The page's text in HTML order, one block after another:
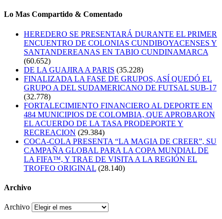
Lo Mas Compartido & Comentado
HEREDERO SE PRESENTARÁ DURANTE EL PRIMER
ENCUENTRO DE COLONIAS CUNDIBOYACENSES Y
SANTANDEREANAS EN TABIO CUNDINAMARCA
(60.652)
DE LA GUAJIRA A PARIS (35.228)
FINALIZADA LA FASE DE GRUPOS, ASÍ QUEDÓ EL
GRUPO A DEL SUDAMERICANO DE FUTSAL SUB-17
(32.778)
FORTALECIMIENTO FINANCIERO AL DEPORTE EN
484 MUNICIPIOS DE COLOMBIA, QUE APROBARON
EL ACUERDO DE LA TASA PRODEPORTE Y
RECREACION (29.384)
COCA-COLA PRESENTA “LA MAGIA DE CREER”, SU
CAMPAÑA GLOBAL PARA LA COPA MUNDIAL DE
LA FIFA™, Y TRAE DE VISITA A LA REGIÓN EL
TROFEO ORIGINAL (28.140)
Archivo
Archivo